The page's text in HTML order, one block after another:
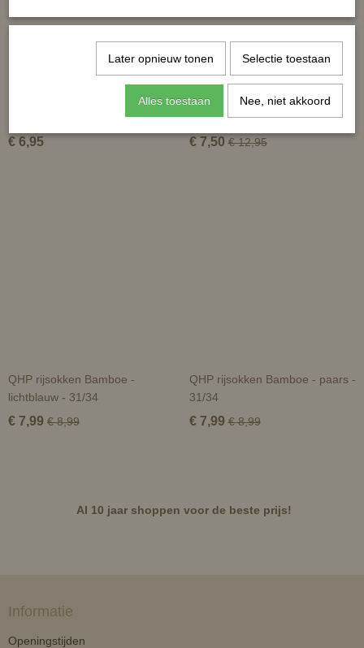
€ 6,95
HB ruitersok Cheval - met
strasssteentjes
€ 7,50 € 12,95
QHP rijsokken Bamboe -
lichtblauw - 31/34
€ 7,99 € 8,99
QHP rijsokken Bamboe - paars -
31/34
€ 7,99 € 8,99
Al 10 jaar shoppen voor de beste prijs!
Informatie
Openingstijden
Later opnieuw tonen Selectie toestaan
Alles toestaan Nee, niet akkoord